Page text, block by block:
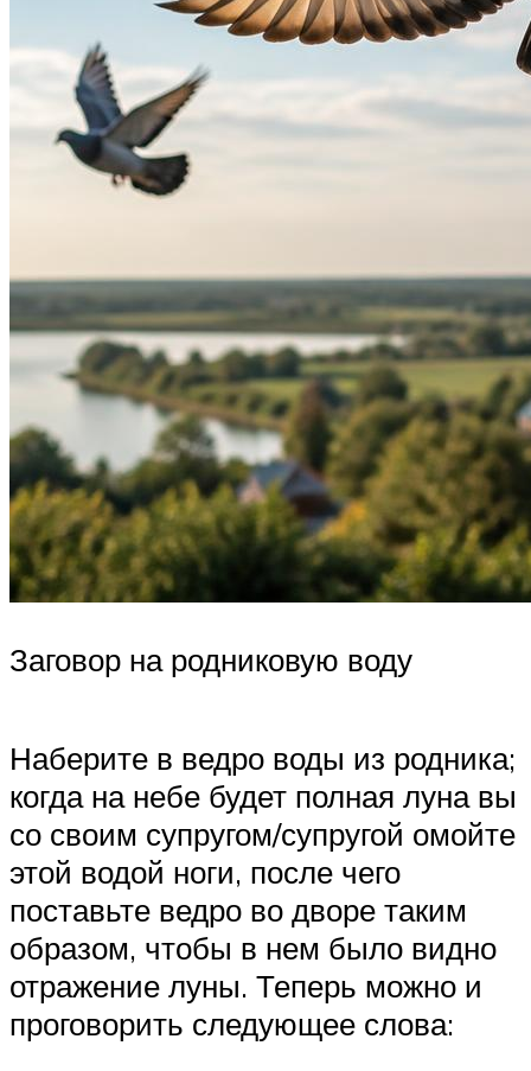
Заговор на родниковую воду
Наберите в ведро воды из родника;
когда на небе будет полная луна вы
со своим супругом/супругой омойте
этой водой ноги, после чего
поставьте ведро во дворе таким
образом, чтобы в нем было видно
отражение луны. Теперь можно и
проговорить следующее слова: